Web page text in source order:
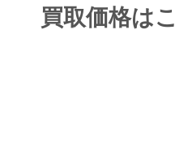
買取価格は